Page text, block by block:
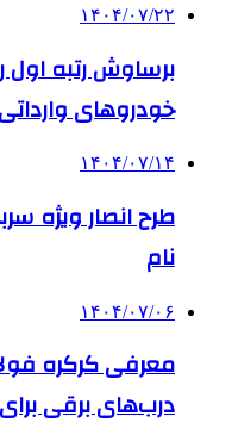
۱۴۰۴/۰۷/۲۲
برساوش رتبه اول
خودروهای
۱۴۰۴/۰۷/۱۴
نام
۱۴۰۴/۰۷/۰۶
درب‌های برقی